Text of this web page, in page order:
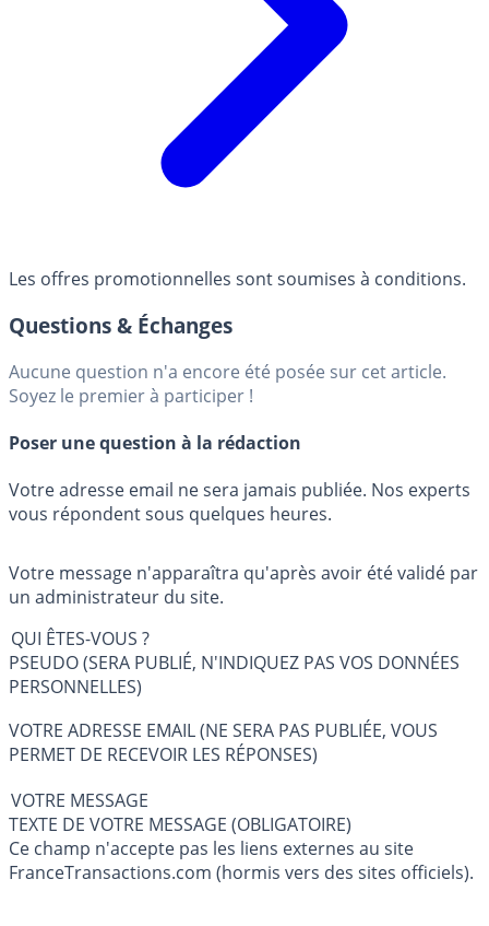
Les offres promotionnelles sont soumises à conditions.
Questions & Échanges
Aucune question n'a encore été posée sur cet article.
Soyez le premier à participer !
Poser une question à la rédaction
Votre adresse email ne sera jamais publiée. Nos experts
vous répondent sous quelques heures.
Votre message n'apparaîtra qu'après avoir été validé par
un administrateur du site.
QUI ÊTES-VOUS ?
PSEUDO (SERA PUBLIÉ, N'INDIQUEZ PAS VOS DONNÉES
PERSONNELLES)
VOTRE ADRESSE EMAIL (NE SERA PAS PUBLIÉE, VOUS
PERMET DE RECEVOIR LES RÉPONSES)
VOTRE MESSAGE
TEXTE DE VOTRE MESSAGE (OBLIGATOIRE)
Ce champ n'accepte pas les liens externes au site
FranceTransactions.com (hormis vers des sites officiels).